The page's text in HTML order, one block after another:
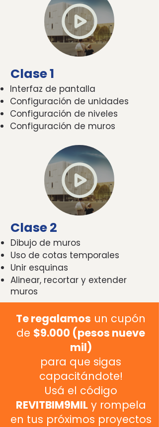
Clase 1
Interfaz de pantalla
Configuración de unidades
Configuración de niveles
Configuración de muros
Clase 2
Dibujo de muros
Uso de cotas temporales
Unir esquinas
Alinear, recortar y extender
muros
Te regalamos un cupón
de $9.000 (pesos nueve
mil)
para que sigas
capacitándote!
Usá el código
REVITBIM9MILy rompela
en tus próximos proyectos